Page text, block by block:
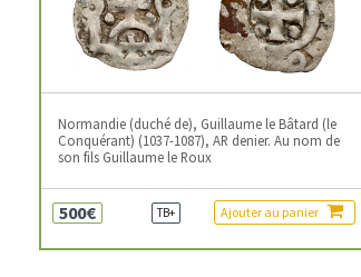
Normandie (duché de), Guillaume le Bâtard (le
Conquérant) (1037-1087), AR denier. Au nom de
son fils Guillaume le Roux
500€ TB+ Ajouter au panier